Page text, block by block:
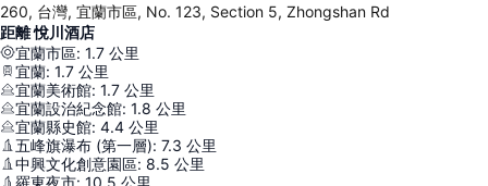
260, 台灣, 宜蘭市區, No. 123, Section 5, Zhongshan Rd
距離 悅川酒店
宜蘭市區: 1.7 公里
宜蘭: 1.7 公里
宜蘭美術館: 1.7 公里
宜蘭設治紀念館: 1.8 公里
宜蘭縣史館: 4.4 公里
五峰旗瀑布 (第一層): 7.3 公里
中興文化創意園區: 8.5 公里
羅東夜市: 10.5 公里